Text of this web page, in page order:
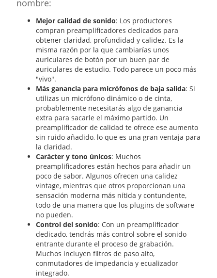
nombre:
Mejor calidad de sonido: Los productores
compran preamplificadores dedicados para
obtener claridad, profundidad y calidez. Es la
misma razón por la que cambiarías unos
auriculares de botón por un buen par de
auriculares de estudio. Todo parece un poco más
"vivo".
Más ganancia para micrófonos de baja salida: Si
utilizas un micrófono dinámico o de cinta,
probablemente necesitarás algo de ganancia
extra para sacarle el máximo partido. Un
preamplificador de calidad te ofrece ese aumento
sin ruido añadido, lo que es una gran ventaja para
la claridad.
Carácter y tono únicos: Muchos
preamplificadores están hechos para añadir un
poco de sabor. Algunos ofrecen una calidez
vintage, mientras que otros proporcionan una
sensación moderna más nítida y contundente,
todo de una manera que los plugins de software
no pueden.
Control del sonido: Con un preamplificador
dedicado, tendrás más control sobre el sonido
entrante durante el proceso de grabación.
Muchos incluyen filtros de paso alto,
conmutadores de impedancia y ecualizador
integrado.